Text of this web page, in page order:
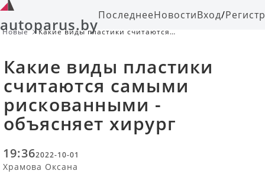
autoparus.byПоследнееНовостиВход/
Новые
Какие виды пластики считаются
Какие виды пластики
считаются самыми
рискованными -
объясняет хирург
19:362022-10-01
Храмова Оксана